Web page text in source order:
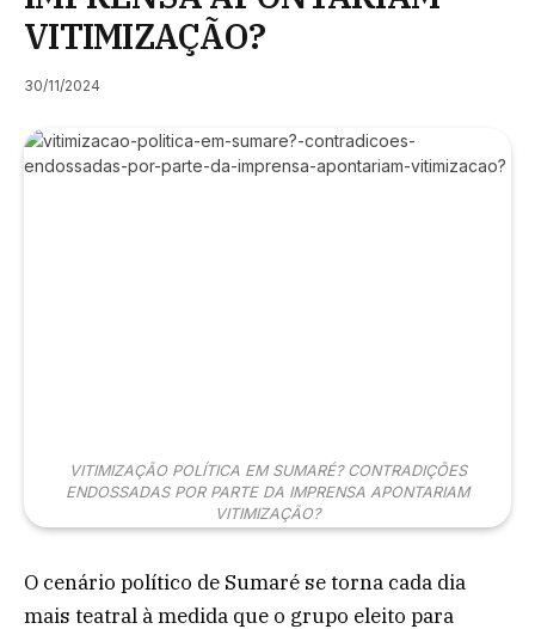
VITIMIZAÇÃO?
30/11/2024
VITIMIZAÇÃO POLÍTICA EM SUMARÉ? CONTRADIÇÕES
ENDOSSADAS POR PARTE DA IMPRENSA APONTARIAM
VITIMIZAÇÃO?
O cenário político de Sumaré se torna cada dia
mais teatral à medida que o grupo eleito para